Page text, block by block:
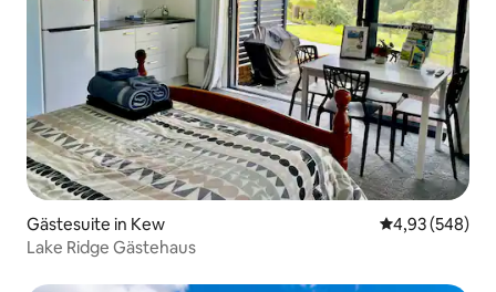
Gästesuite in Kew
4,93 (548)
Lake Ridge Gästehaus